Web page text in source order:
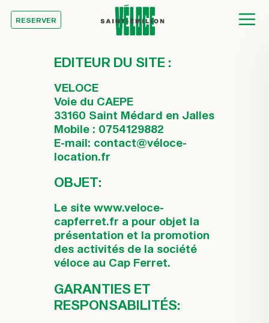
RESERVER
EDITEUR DU SITE :
VELOCE
Voie du CAEPE
33160 Saint Médard en Jalles
Mobile : 0754129882
E-mail: contact@véloce-
location.fr
OBJET:
Le site www.veloce-
capferret.fr a pour objet la
présentation et la promotion
des activités de la société
véloce au Cap Ferret.
GARANTIES ET
RESPONSABILITÉS: